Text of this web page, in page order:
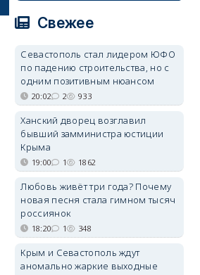
Свежее
Севастополь стал лидером ЮФО
по падению строительства, но с
одним позитивным нюансом
20:02 2 933
Ханский дворец возглавил
бывший замминистра юстиции
Крыма
19:00 1 1862
Любовь живёт три года? Почему
новая песня стала гимном тысяч
россиянок
18:20 1 348
Крым и Севастополь ждут
аномально жаркие выходные